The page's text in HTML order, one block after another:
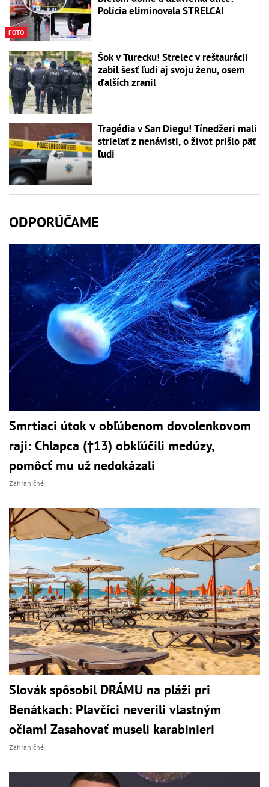
FOTO
Polícia eliminovala STRELCA!
Šok v Turecku! Strelec v reštaurácii
zabil šesť ľudí aj svoju ženu, osem
ďalších zranil
Tragédia v San Diegu! Tínedžeri mali
strieľať z nenávisti, o život prišlo päť
ľudí
ODPORÚČAME
Smrtiaci útok v obľúbenom dovolenkovom
raji: Chlapca (†13) obkľúčili medúzy,
pomôcť mu už nedokázali
Zahraničné
Slovák spôsobil DRÁMU na pláži pri
Benátkach: Plavčíci neverili vlastným
očiam! Zasahovať museli karabinieri
Zahraničné